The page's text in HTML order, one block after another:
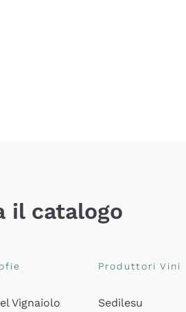
il catalogo
Vignaiolo
Produttori Vini
Sedilesu